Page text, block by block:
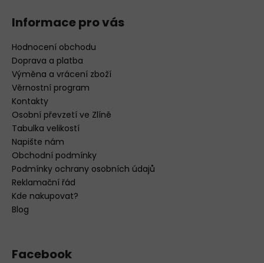
Informace pro vás
Hodnocení obchodu
Doprava a platba
Výměna a vrácení zboží
Věrnostní program
Kontakty
Osobní převzetí ve Zlíně
Tabulka velikostí
Napište nám
Obchodní podmínky
Podmínky ochrany osobních údajů
Reklamační řád
Kde nakupovat?
Blog
Facebook